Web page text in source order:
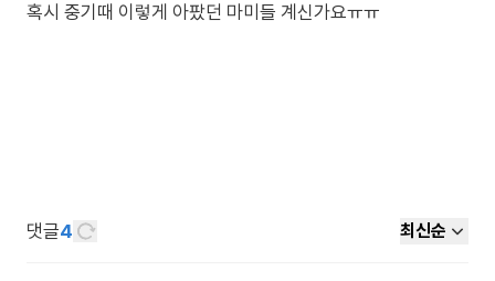
혹시 중기때 이렇게 아팠던 마미들 계신가요ㅠㅠ
댓글4 최신순